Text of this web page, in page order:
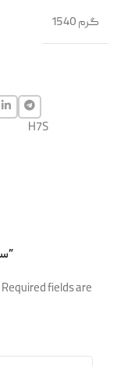
1540 گرم
H7S
Be the first to review “سمپاش ۷ لیتری هاربر”
Required fields are